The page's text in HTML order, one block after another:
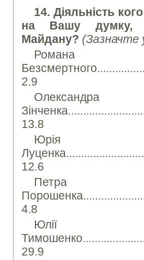
14. Діяльність
на Вашу думку,
Майдану? (Зазначте
Романа
2.9
Олександра
13.8
Юрія
12.6
Петра
4.8
Юлії
29.9